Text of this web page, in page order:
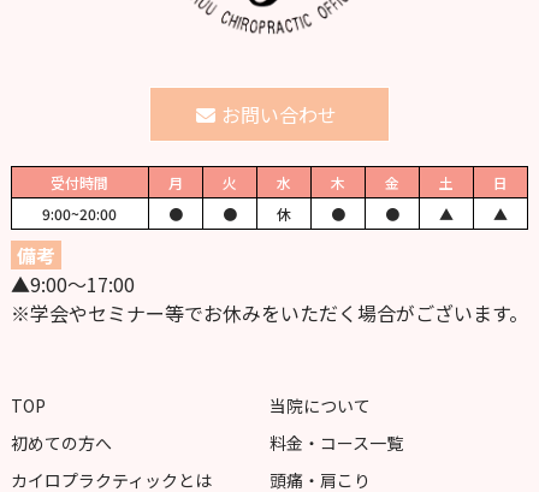
お問い合わせ
受付時間 月 火 水 木 金 土
日
9:00~20:00 ● ● 休 ● ● ▲ ▲
備考
▲9:00〜17:00
※学会やセミナー等でお休みをいただく場合がございます。
TOP
当院について
初めての方へ
料金・コース一覧
カイロプラクティックとは
頭痛・肩こり